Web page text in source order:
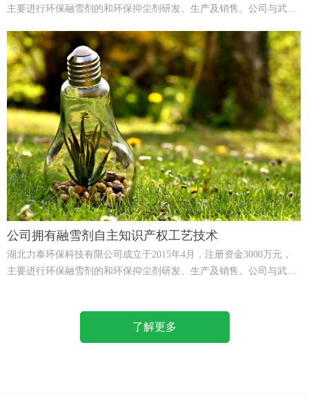
了解更多
主要进行环保融雪剂的和环保抑尘剂研发、生产及销售。公司与武汉
融雪剂自主知识产权工艺技术。
公司拥有融雪剂自主知识产权工艺技术
湖北力泰环保科技有限公司成立于2015年4月，注册资金3000万元，
主要进行环保融雪剂的和环保抑尘剂研发、生产及销售。公司与武汉